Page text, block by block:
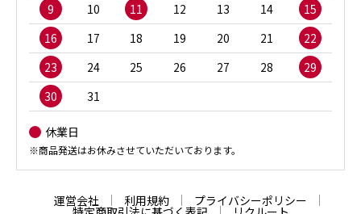
9
10 11 12 13 14
15
16
17 18 19 20 21
22
23
24 25 26 27 28
29
30
31
休業日
※商品発送はお休みさせていただいております。
運営会社 利用規約 プライバシーポリシー